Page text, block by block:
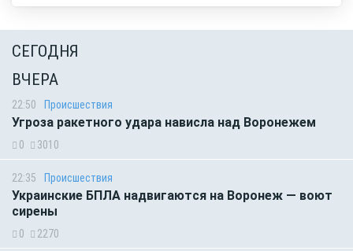
СЕГОДНЯ
ВЧЕРА
22:50 Происшествия
Угроза ракетного удара нависла над Воронежем
0 3010
22:35 Происшествия
Украинские БПЛА надвигаются на Воронеж — воют
сирены
0 2270